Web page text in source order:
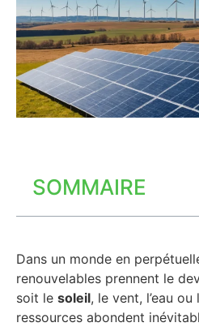
SOMMAIRE
Dans un monde en
renouvelables prennent le
soit le soleil, le vent, l’eau
ressources abondent